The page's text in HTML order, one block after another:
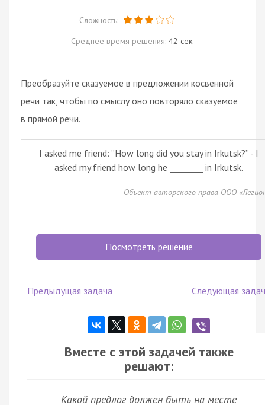
Сложность:
Среднее время решения: 42 сек.
Преобразуйте сказуемое в предложении косвенной
речи так, чтобы по смыслу оно повторяло сказуемое
в прямой речи.
I asked me friend: ”How long did you stay in Irkutsk?” - I
asked my friend how long he ________ in Irkutsk.
Объект авторского права ООО
Посмотреть решение
Предыдущая задача Следующая
Вместе с этой задачей также
решают:
Какой предлог должен быть на месте